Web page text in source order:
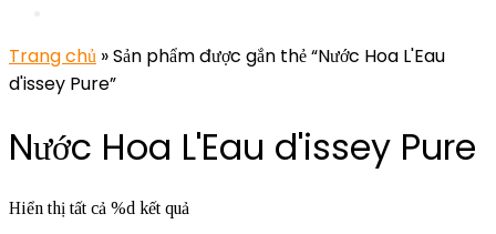
Trang chủ » Sản phẩm được gắn thẻ “Nước Hoa L'Eau
d'issey Pure”
Nước Hoa L'Eau d'issey Pure
Hiển thị tất cả %d kết quả